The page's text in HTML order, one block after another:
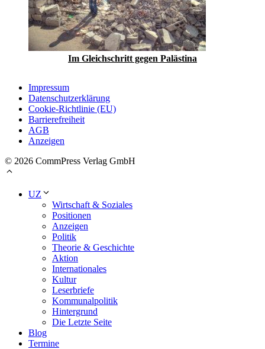
Im Gleichschritt gegen Palästina
Impressum
Datenschutzerklärung
Cookie-Richtlinie (EU)
Barrierefreiheit
AGB
Anzeigen
© 2026 CommPress Verlag GmbH
UZ
Wirtschaft & Soziales
Positionen
Anzeigen
Politik
Theorie & Geschichte
Aktion
Internationales
Kultur
Leserbriefe
Kommunalpolitik
Hintergrund
Die Letzte Seite
Blog
Termine